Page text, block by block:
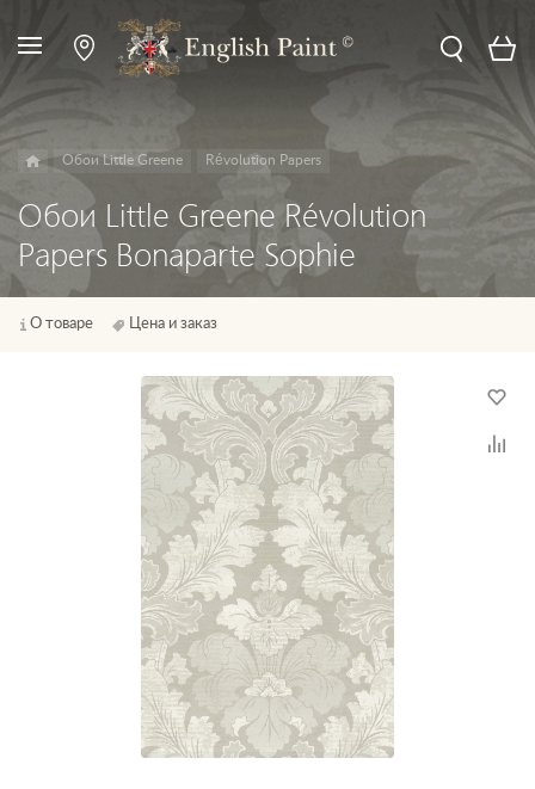
Обои Little Greene Révolution Papers
Обои Little Greene Révolution
Papers Bonaparte Sophie
О товаре Цена и заказ